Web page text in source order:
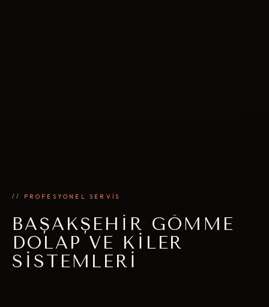
// PROFESYONEL SERVİS
BAŞAKŞEHIR GÖMME
DOLAP VE KILER
SISTEMLERI